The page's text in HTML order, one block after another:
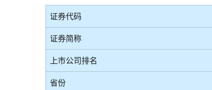
证券代码
证券简称
上市公司排名
省份